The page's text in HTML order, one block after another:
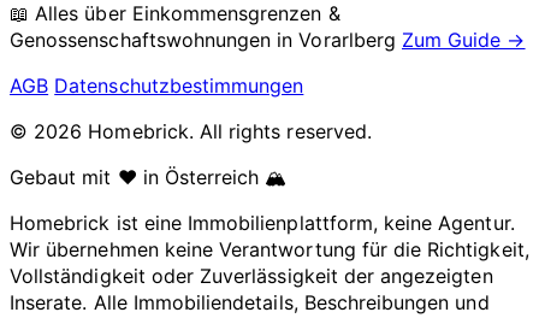
📖 Alles über Einkommensgrenzen &
Genossenschaftswohnungen inVorarlberg Zum Guide →
AGB Datenschutzbestimmungen
© 2026 Homebrick. All rights reserved.
Gebaut mit ❤️ in Österreich 🏔️
Homebrick ist eine Immobilienplattform, keine Agentur.
Wir übernehmen keine Verantwortung für die Richtigkeit,
Vollständigkeit oder Zuverlässigkeit der angezeigten
Inserate. Alle Immobiliendetails, Beschreibungen und